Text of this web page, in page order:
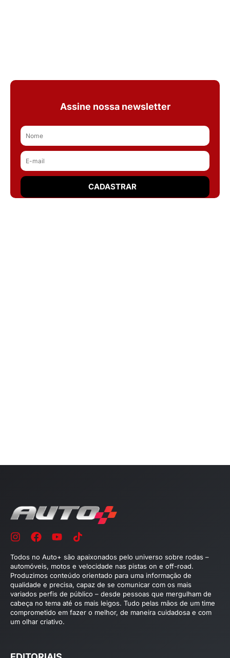
Assine nossa newsletter
Todos no Auto+ são apaixonados pelo universo sobre rodas –
automóveis, motos e velocidade nas pistas on e off-road.
Produzimos conteúdo orientado para uma informação de
qualidade e precisa, capaz de se comunicar com os mais
variados perfis de público – desde pessoas que mergulham de
cabeça no tema até os mais leigos. Tudo pelas mãos de um time
comprometido em fazer o melhor, de maneira cuidadosa e com
um olhar criativo.